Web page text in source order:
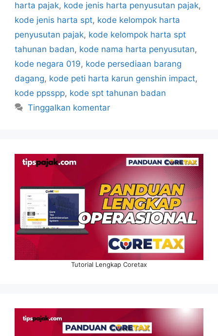
harta pajak, kode jenis harta penyusutan pajak,
kode jenis harta spt, kode kelompok harta
penyusutan pajak, kode kelompok harta spt
tahunan badan, kode nama harta penyusutan,
kode negara 019, kode persediaan barang
dagang, kode peti harta karun genshin impact,
kode ppsspp, kode spt tahunan badan
Tinggalkan komentar
Tutorial Lengkap Coretax